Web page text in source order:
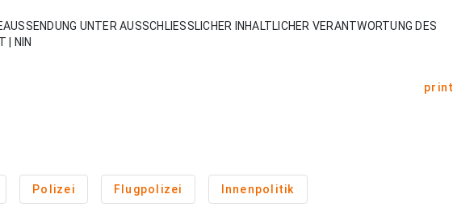
UNTER AUSSCHLIESSLICHER INHALTLICHER VERANTWORTUNG DES
| NIN
print
Polizei Flugpolizei Innenpolitik